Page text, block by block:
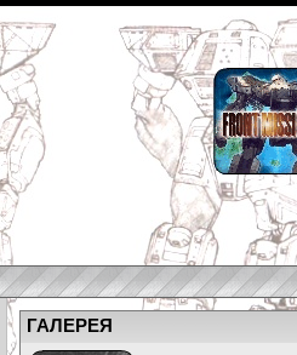
ГАЛЕРЕЯ